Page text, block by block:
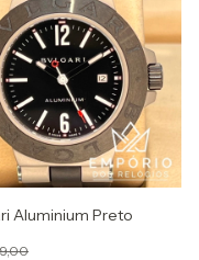
Aluminium Preto